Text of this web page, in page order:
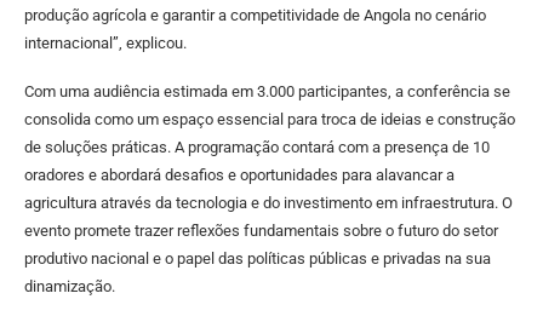
produção agrícola e garantir a competitividade de Angola no cenário
internacional”, explicou.
Com uma audiência estimada em 3.000 participantes, a conferência se
consolida como um espaço essencial para troca de ideias e construção
de soluções práticas. A programação contará com a presença de 10
oradores e abordará desafios e oportunidades para alavancar a
agricultura através da tecnologia e do investimento em infraestrutura. O
evento promete trazer reflexões fundamentais sobre o futuro do setor
produtivo nacional e o papel das políticas públicas e privadas na sua
dinamização.